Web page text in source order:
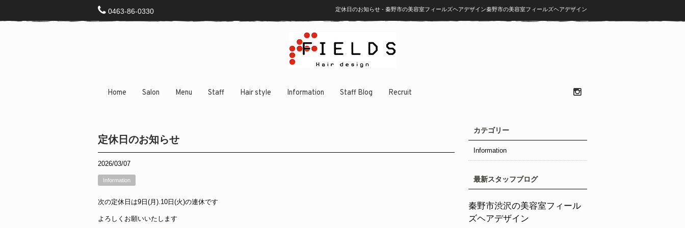
0463-86-0330 定休日のお知らせ - 秦野市の美容室フィールズヘアデザイン秦野市の美容室フィールズヘアデザイン
Home Salon Menu Staff Hair style Information Staff Blog Recruit
定休日のお知らせ
2026/03/07
Information
次の定休日は9日(月).10日(火)の連休です
よろしくお願いいたします
カテゴリー
Information
最新スタッフブログ
秦野市渋沢の美容室フィール
ズヘアデザイン